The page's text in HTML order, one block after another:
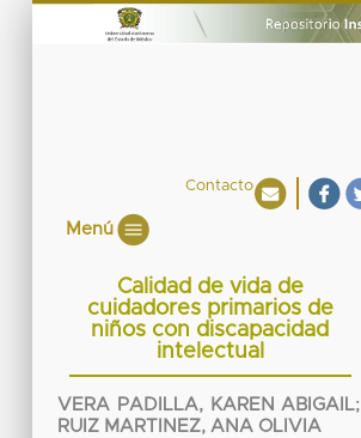
Contacto
Menú
Calidad de vida de
cuidadores primarios de
niños con discapacidad
intelectual
VERA PADILLA, KAREN ABIGAIL;
RUIZ MARTINEZ, ANA OLIVIA